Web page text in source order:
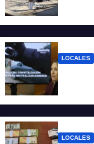
LOCALES
con un
LOCALES